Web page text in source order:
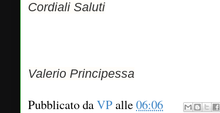
Cordiali Saluti
Valerio Principessa
Pubblicato daVP alle06:06